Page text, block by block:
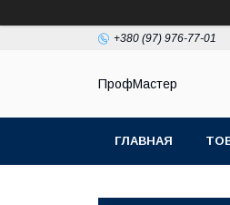
+380 (97) 976-77-01
ПрофМастер
ГЛАВНАЯ